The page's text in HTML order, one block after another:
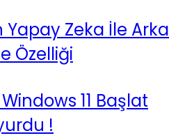
Zeka İle Arka
Özelliği
11 Başlat
!